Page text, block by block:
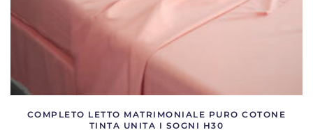
prodotto
COMPLETO LETTO MATRIMONIALE PURO COTONE
TINTA UNITA I SOGNI H30